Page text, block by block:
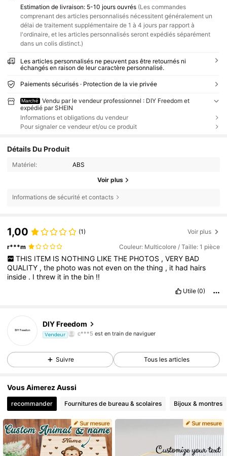
Estimation de livraison: 5-10 jours ouvrés (Les commandes
comprenant des articles personnalisés nécessitent généralement un
délai de traitement supplémentaire de 1 à 4 jours par rapport à
l'ordinaire, et les articles personnalisés seront expédiés séparément
dans un colis distinct.)
Les articles personnalisés ne peuvent pas être retournés ni
échangés en raison de leur caractère personnalisé.
Paiements sécurisés · Protection de la vie privée
Marché
Vendu par le vendeur professionnel : DIY Freedom et
expédié par SHEIN
Informations et obligations du vendeur
Pour signaler ce vendeur et/ou ce produit
Détails Du Produit
Matériel: ABS
Voir plus
Informations de sécurité et contacts
1,00 (1) Voir plus
r***m Couleur: Multicolore / Taille: 1 pièce
THIS ITEM IS NOTHING LIKE THE PHOTOS , VERY BAD
QUALITY ,the photowas notevenonthething , it had hairs
inside . Ithrew it inthe bin !!
Utile (0)
DIY Freedom
Vendeur
c***5est en train de naviguer
4,74
1.7K Suiveurs
4,74 1.7K Suiveurs
4,74 1.7K Suiveurs
4,74
4,74 1.7K Suiveurs
4,74 1.7K Suiveurs
4,74 1.7K Suiveurs
4,74 1.7K Suiveurs
Suivre Tous les articles
Vous Aimerez Aussi
recommander Fournitures de bureau & scolaires Bijoux & montres